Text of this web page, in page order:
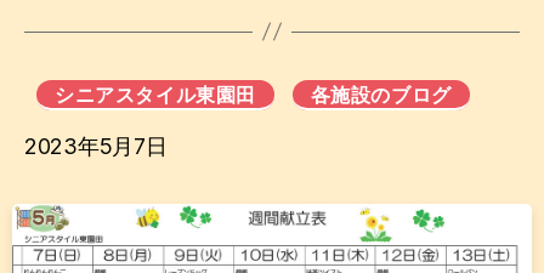
シニアスタイル東園田 各施設のブログ
2023年5月7日